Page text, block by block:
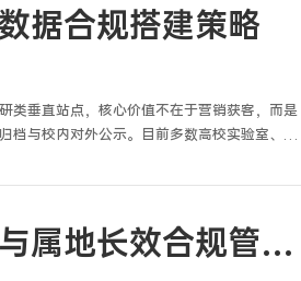
据合规搭建策略
类垂直站点，核心价值不在于营销获客，而是
与校内对外公示。目前多数高校实验室、重
要求与对外学术交流需求。结合多年科研类站
顾学术形象、科研公示、设备运维、资料归
天津网站制作京津冀本地化技术适配与属地长效合规管控方案